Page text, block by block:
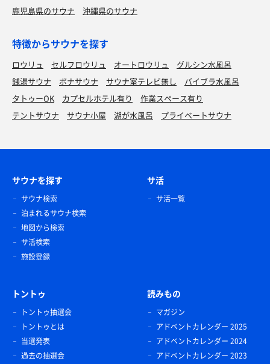
鹿児島県のサウナ
沖縄県のサウナ
特徴からサウナを探す
ロウリュ セルフロウリュ オートロウリュ
グルシン水風呂
銭湯サウナ
ボナサウナ サウナ室テレビ無し
バイブラ水風呂
タトゥーOK
カプセルホテル有り
作業スペース有り
テントサウナ
サウナ小屋 湖が水風呂 プライベートサウナ
サウナを探す
サウナ検索
泊まれるサウナ検索
地図から検索
サ活検索
施設登録
サ活
サ活一覧
トントゥ
トントゥ抽選会
トントゥとは
当選発表
過去の抽選会
読みもの
マガジン
アドベントカレンダー 2025
アドベントカレンダー 2024
アドベントカレンダー 2023